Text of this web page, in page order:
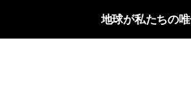
地球が私たちの